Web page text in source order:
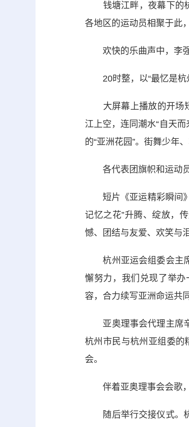
钱塘江畔，夜幕下的杭
各地区的运动员相聚于此
欢快的乐曲声中，李强
20时整，以“最忆是杭
大屏幕上播放的开场短
江上空，连同潮水“自天
的“亚洲花园”。街舞少年
各代表团旗帜和运动员
短片《亚运精彩瞬间》
记忆之花”升腾、绽放，
憾、团结与友爱、欢笑与
杭州亚运会组委会主席
懈努力，我们兑现了举
容，合力续写亚洲命运共
亚奥理事会代理主席辛
杭州市民与杭州亚组委的
会。
伴着亚奥理事会会歌，
随后举行交接仪式。杭